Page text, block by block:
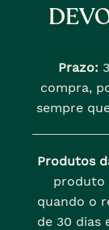
Prazo:
compra,
sempre
Produtos
produto
quando o
de 30 dias